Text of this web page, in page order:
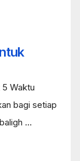
Waktu
bagi setiap
...